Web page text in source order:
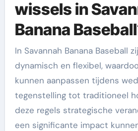
wissels in
Banana
In Savannah Banana Baseball
dynamisch en flexibel,
kunnen aanpassen tijdens
tegenstelling tot traditioneel
deze regels strategische
een significante impact